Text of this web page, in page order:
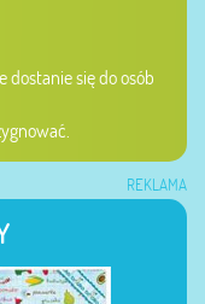
dostanie się do osób
REKLAMA